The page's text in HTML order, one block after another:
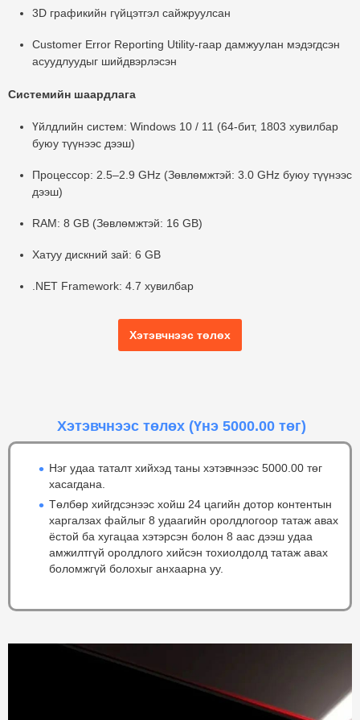
3D графикийн гүйцэтгэл сайжруулсан
Customer Error Reporting Utility-гаар дамжуулан мэдэгдсэн
асуудлуудыг шийдвэрлэсэн
Системийн шаардлага
Үйлдлийн систем: Windows 10 / 11 (64-бит, 1803 хувилбар
буюу түүнээс дээш)
Процессор: 2.5–2.9 GHz (Зөвлөмжтэй: 3.0 GHz буюу түүнээс
дээш)
RAM: 8 GB (Зөвлөмжтэй: 16 GB)
Хатуу дискний зай: 6 GB
.NET Framework: 4.7 хувилбар
Хэтэвчнээс төлөх
Хэтэвчнээс төлөх (Үнэ 5000.00 төг)
Нэг удаа таталт хийхэд таны хэтэвчнээс 5000.00 төг
хасагдана.
Төлбөр хийгдсэнээс хойш 24 цагийн дотор контентын
харгалзах файлыг 8 удаагийн оролдлогоор татаж авах
ёстой ба хугацаа хэтэрсэн болон 8 аас дээш удаа
амжилтгүй оролдлого хийсэн тохиолдолд татаж авах
боломжгүй болохыг анхаарна уу.